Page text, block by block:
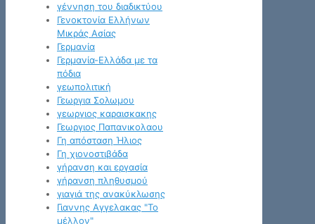
γέννηση του διαδικτύου
Γενοκτονία Ελλήνων
Μικράς Ασίας
Γερμανία
Γερμανία-Ελλάδα με τα
πόδια
γεωπολιτική
Γεωργια Σολωμου
γεωργιος καραισκακης
Γεωργιος Παπανικολαου
Γη απόσταση Ήλιος
Γη χιονοστιβάδα
γήρανση και εργασία
γήρανση πληθυσμού
γιαγιά της ανακύκλωσης
Γιαννης Αγγελακας "Το
μέλλον"